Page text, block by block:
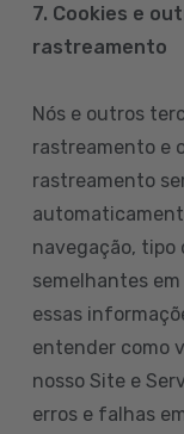
7. Cookies e
rastreamento
Nós e outros
rastreamento e
rastreamento
navegação,
semelhantes
essas
entender como
nosso Site e
erros e falhas